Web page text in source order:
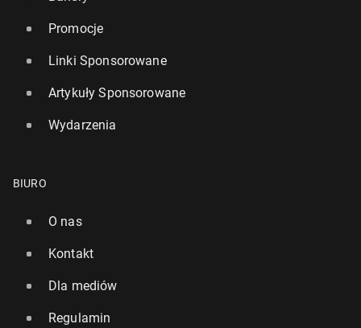
Promocje
Linki Sponsorowane
Artykuły Sponsorowane
Wydarzenia
BIURO
O nas
Kontakt
Dla mediów
Regulamin